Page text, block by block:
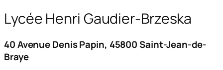
Lycée Henri Gaudier-Brzeska
40 Avenue Denis Papin, 45800 Saint-Jean-de-
Braye